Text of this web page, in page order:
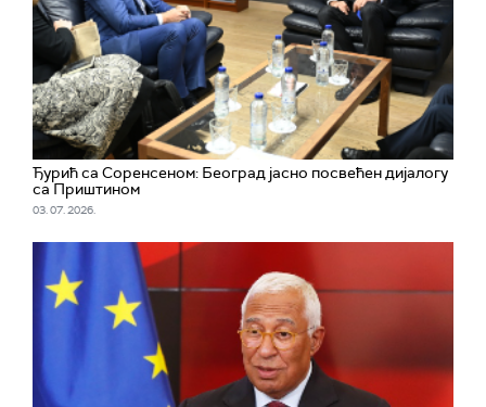
Ђурић са Соренсеном: Београд јасно посвећен дијалогу
са Приштином
03. 07. 2026.